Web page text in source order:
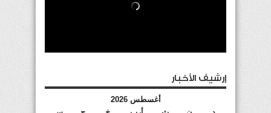
إرشيف الأخبار
أغسطس 2026